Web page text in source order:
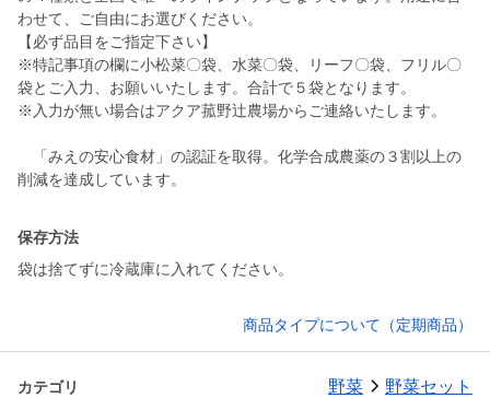
わせて、ご自由にお選びください。
【必ず品目をご指定下さい】
※特記事項の欄に小松菜〇袋、水菜〇袋、リーフ〇袋、フリル〇
袋とご入力、お願いいたします。合計で５袋となります。
※入力が無い場合はアクア菰野辻農場からご連絡いたします。
「みえの安心食材」の認証を取得。化学合成農薬の３割以上の
削減を達成しています。
保存方法
袋は捨てずに冷蔵庫に入れてください。
商品タイプについて（定期商品）
カテゴリ 野菜 野菜セット